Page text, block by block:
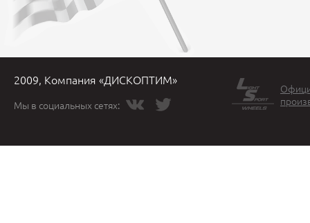
2009, Компания «ДИСКОПТИМ»
Мы в социальных сетях: